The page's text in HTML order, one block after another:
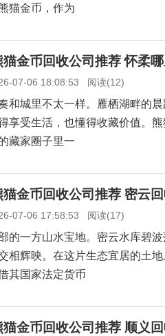
猫金币，作为
金币回收公司推荐 怀柔
07-06 18:08:53 阅读(12)
和城里不太一样。雁栖湖畔的
受生活，也懂得收藏价值。熊
藏家圈子里一
金币回收公司推荐 密云
07-06 17:58:53 阅读(17)
的一方山水宝地。密云水库碧
相辉映。在这片生态宜居的土
其国家法定货币
金币回收公司推荐 顺义